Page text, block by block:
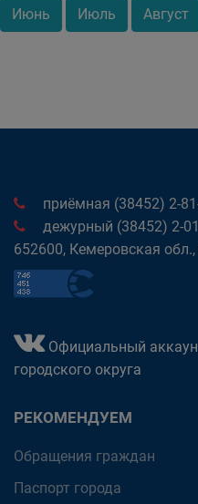
Июнь Июль Август
приёмная (38452) 2-
дежурный (38452) 2-
652600, Кемеровская обл.,
Официальный
городского округа
РЕКОМЕНДУЕМ
Обращения граждан
Паспорт города